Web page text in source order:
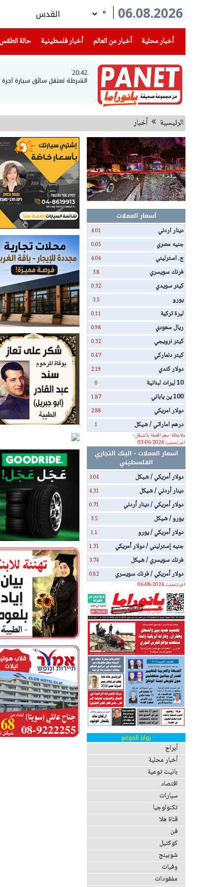
06.08.2026
°
أخبار محلية
(current) أخبار من العالم أخبار فلسطينية(current) حالة الطقس
20:42
الشرطة تعتقل سائق سيارة أجرة وتكتشف أنه
الرئيسية أخبار
أسعار العملات
دينار اردني
4.01
جنيه مصري 0.05
ج. استرليني 4.04
فرنك سويسري 3.8
كيتر سويدي 0.32
يورو 3.5
ليرة تركية 0.11
ريال سعودي 0.98
كيتر نرويجي 0.32
كيتر دنماركي 0.47
دولار كندي 2.19
10 ليرات لبنانية 0
100 ين ياباني 1.87
دولار امريكي 2.88
درهم اماراتي / شيكل
1
ملاحظة: سعر العملة بالشيقل -
اخر تحديث 2026-06-03
اسعار العملات - البنك التجاري
الفلسطيني
دولار أمريكي / شيكل
3.04
دينار أردني / شيكل 4.31
دولار أمريكي / دينار أردني 0.71
يورو / شيكل 3.5
دولار أمريكي / يورو 1.1
جنيه إسترليني / دولار أمريكي 1.31
فرنك سويسري / شيكل 3.74
دولار أمريكي / فرنك سويسري
0.82
اخر تحديث 2026-08-06
زوايا الموقع
أبراج
أخبار محلية
بانيت توعية
اقتصاد
سيارات
تكنولوجيا
قناة هلا
فن
كوكتيل
شوبينج
وفيات
مفقودات